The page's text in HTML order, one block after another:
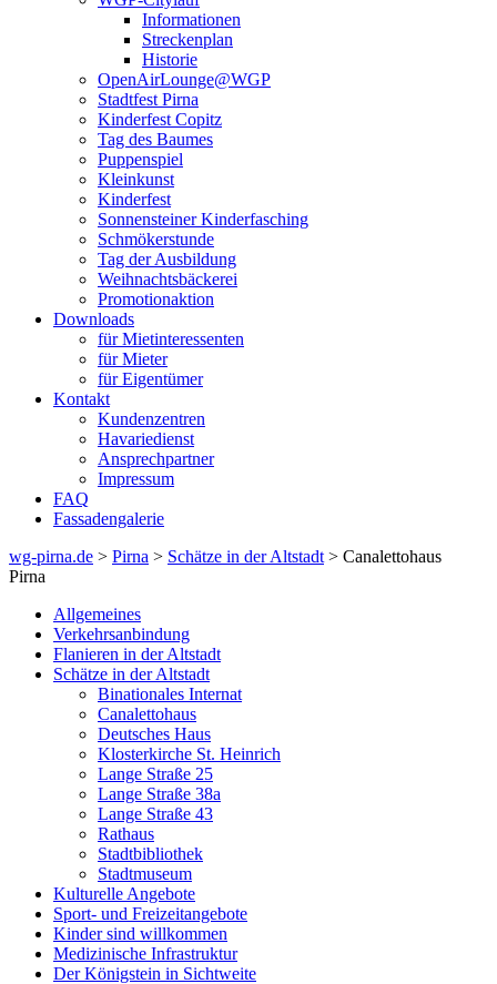
Informationen
Streckenplan
Historie
OpenAirLounge@WGP
Stadtfest Pirna
Kinderfest Copitz
Tag des Baumes
Puppenspiel
Kleinkunst
Kinderfest
Sonnensteiner Kinderfasching
Schmökerstunde
Tag der Ausbildung
Weihnachtsbäckerei
Promotionaktion
Downloads
für Mietinteressenten
für Mieter
für Eigentümer
Kontakt
Kundenzentren
Havariedienst
Ansprechpartner
Impressum
FAQ
Fassadengalerie
wg-pirna.de > Pirna > Schätze in der Altstadt > Canalettohaus
Pirna
Allgemeines
Verkehrsanbindung
Flanieren in der Altstadt
Schätze in der Altstadt
Binationales Internat
Canalettohaus
Deutsches Haus
Klosterkirche St. Heinrich
Lange Straße 25
Lange Straße 38a
Lange Straße 43
Rathaus
Stadtbibliothek
Stadtmuseum
Kulturelle Angebote
Sport- und Freizeitangebote
Kinder sind willkommen
Medizinische Infrastruktur
Der Königstein in Sichtweite